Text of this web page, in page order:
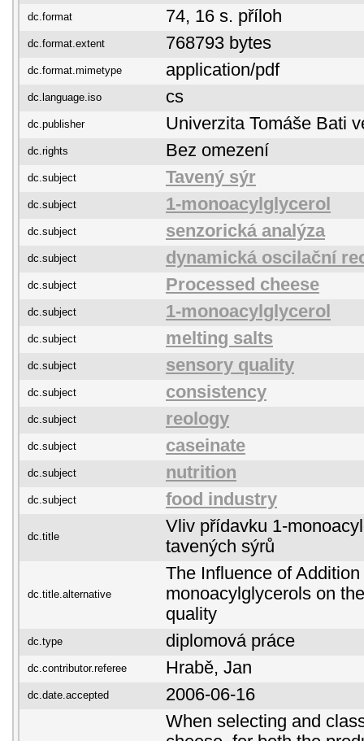
dc.format 74, 16 s. příloh
dc.format.extent 768793 bytes
dc.format.mimetype application/pdf
dc.language.iso cs
dc.publisher Univerzita Tomáše Bati
dc.rights Bez omezení
dc.subject Tavený sýr
dc.subject 1-monoacylglycerol
dc.subject senzorická analýza
dc.subject dynamická oscilační
dc.subject Processed cheese
dc.subject 1-monoacylglycerol
dc.subject melting salts
dc.subject sensory quality
dc.subject consistency
dc.subject reology
dc.subject caseinate
dc.subject nutrition
dc.subject food industry
dc.title
Vliv přídavku 1-
tavených sýrů
dc.title.alternative
The Influence of
monoacylglycerols on
quality
dc.type diplomová práce
dc.contributor.referee Hrabě, Jan
dc.date.accepted
2006-06-16
When selecting and